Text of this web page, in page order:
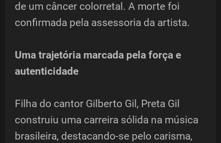
de um câncer colorretal. A morte foi
confirmada pela assessoria da artista.
Uma trajetória marcada pela força e
autenticidade
Filha do cantor Gilberto Gil, Preta Gil
construiu uma carreira sólida na música
brasileira, destacando-se pelo carisma,